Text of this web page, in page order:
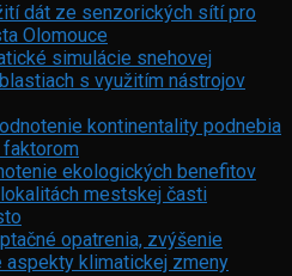
dát ze senzorických sítí pro
Olomouce
simulácie snehovej
s využitím nástrojov
kontinentality podnebia
ekologických benefitov
mestskej časti
opatrenia, zvýšenie
aspekty klimatickej zmeny